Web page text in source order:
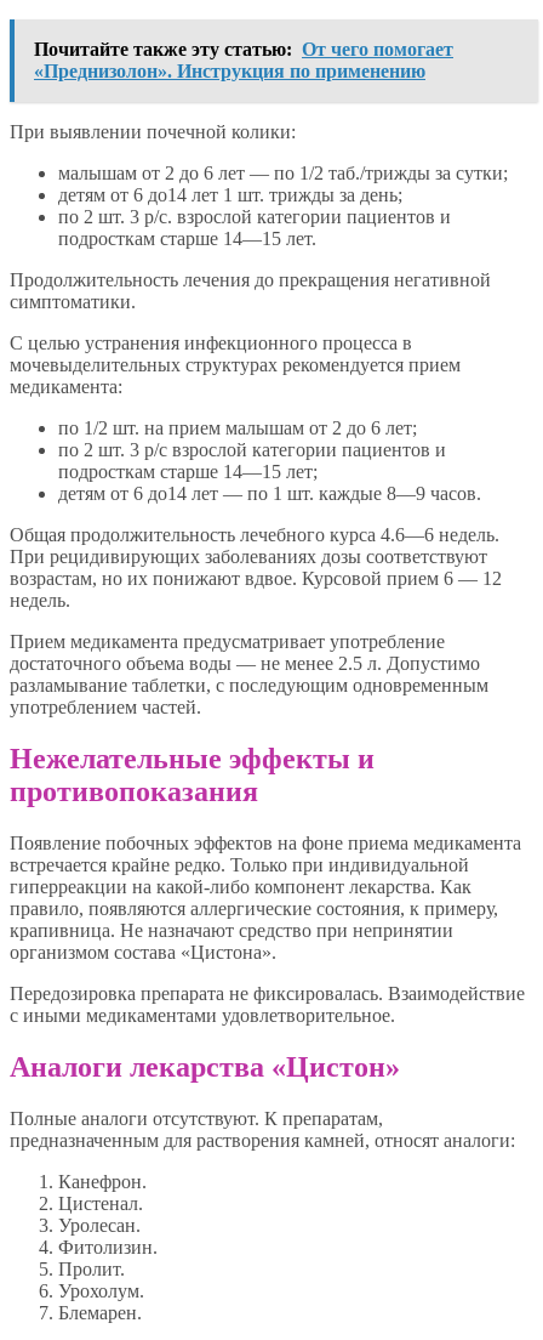
Почитайте также эту статью: От чего помогает
«Преднизолон». Инструкция по применению
При выявлении почечной колики:
малышам от 2 до 6 лет — по 1/2 таб./трижды за сутки;
детям от 6 до14 лет 1 шт. трижды за день;
по 2 шт. 3 р/с. взрослой категории пациентов и
подросткам старше 14—15 лет.
Продолжительность лечения до прекращения негативной
симптоматики.
С целью устранения инфекционного процесса в
мочевыделительных структурах рекомендуется прием
медикамента:
по 1/2 шт. на прием малышам от 2 до 6 лет;
по 2 шт. 3 р/с взрослой категории пациентов и
подросткам старше 14—15 лет;
детям от 6 до14 лет — по 1 шт. каждые 8—9 часов.
Общая продолжительность лечебного курса 4.6—6 недель.
При рецидивирующих заболеваниях дозы соответствуют
возрастам, но их понижают вдвое. Курсовой прием 6 — 12
недель.
Прием медикамента предусматривает употребление
достаточного объема воды — не менее 2.5 л. Допустимо
разламывание таблетки, с последующим одновременным
употреблением частей.
Нежелательные эффекты и
противопоказания
Появление побочных эффектов на фоне приема медикамента
встречается крайне редко. Только при индивидуальной
гиперреакции на какой-либо компонент лекарства. Как
правило, появляются аллергические состояния, к примеру,
крапивница. Не назначают средство при непринятии
организмом состава «Цистона».
Передозировка препарата не фиксировалась. Взаимодействие
с иными медикаментами удовлетворительное.
Аналоги лекарства «Цистон»
Полные аналоги отсутствуют. К препаратам,
предназначенным для растворения камней, относят аналоги:
Канефрон.
Цистенал.
Уролесан.
Фитолизин.
Пролит.
Урохолум.
Блемарен.